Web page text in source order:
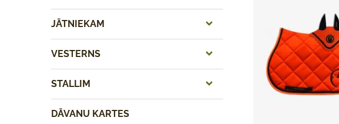
JĀTNIEKAM
VESTERNS
STALLIM
DĀVANU KARTES